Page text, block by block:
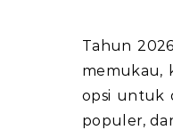
Tahun 2026 menghadirkan berbagai judul anime menarik yang wajib ditonton. Dengan visual yang
memukau,
opsi untuk
populer,